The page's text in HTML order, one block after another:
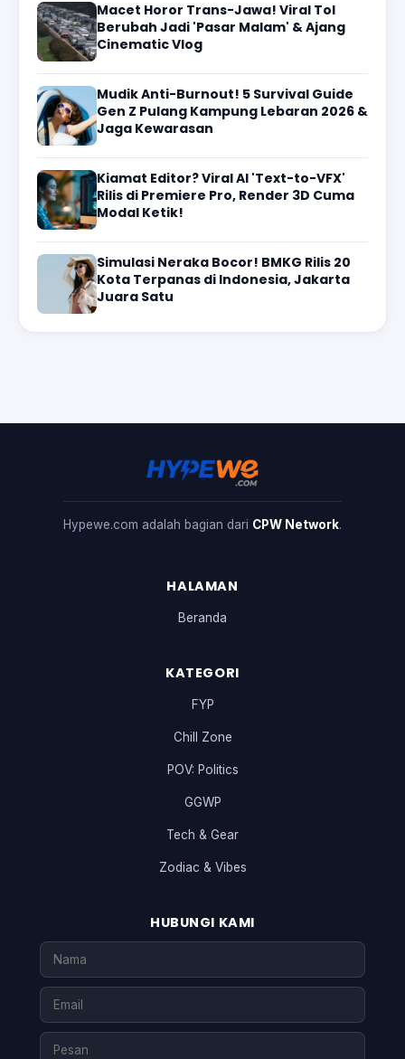
Macet Horor Trans-Jawa! Viral Tol
Berubah Jadi 'Pasar Malam' & Ajang
Cinematic Vlog
Mudik Anti-Burnout! 5 Survival Guide
Gen Z Pulang Kampung Lebaran 2026 &
Jaga Kewarasan
Kiamat Editor? Viral AI 'Text-to-VFX'
Rilis di Premiere Pro, Render 3D Cuma
Modal Ketik!
Simulasi Neraka Bocor! BMKG Rilis 20
Kota Terpanas di Indonesia, Jakarta
Juara Satu
Hypewe.com adalah bagian dari CPW Network.
HALAMAN
Beranda
KATEGORI
FYP
Chill Zone
POV: Politics
GGWP
Tech & Gear
Zodiac & Vibes
HUBUNGI KAMI